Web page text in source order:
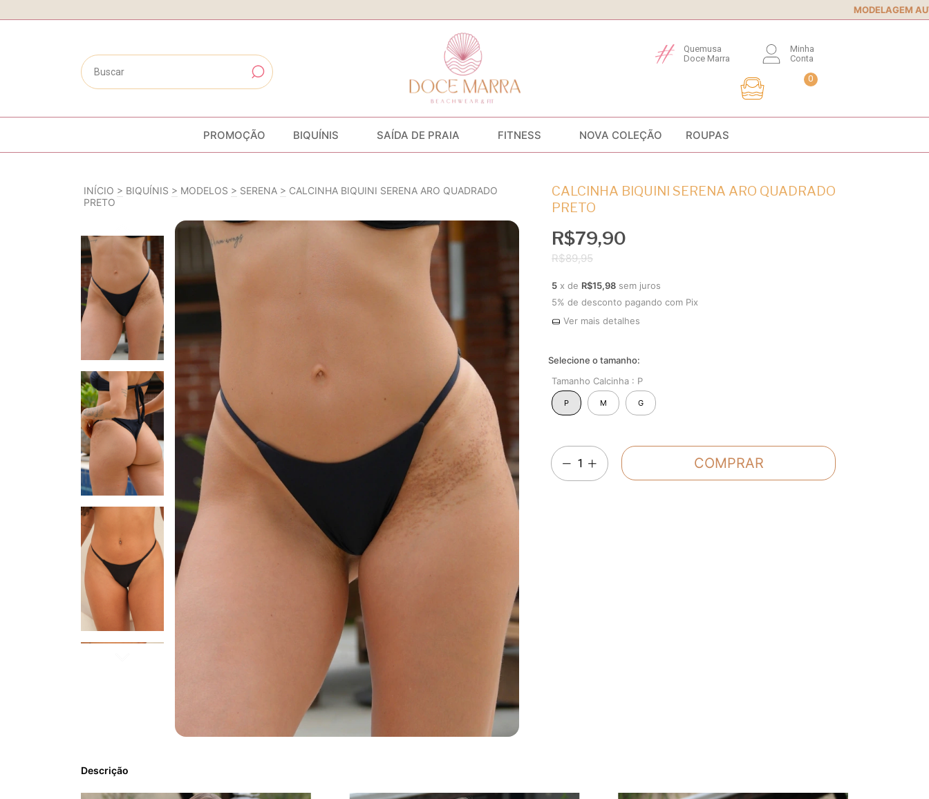
MODELAGEM AUTORAL• Conforto e
Minha
Conta
Quemusa
Doce Marra
0
PROMOÇÃO BIQUÍNIS SAÍDA DE PRAIA FITNESS NOVA COLEÇÃO ROUPAS
INÍCIO > BIQUÍNIS > MODELOS > SERENA > CALCINHA BIQUINI SERENA ARO QUADRADO
PRETO
CALCINHA BIQUINI SERENA ARO QUADRADO
PRETO
R$79,90
R$89,95
5 x de R$15,98 sem juros
5% de desconto pagando com Pix
Ver mais detalhes
Tamanho Calcinha : P
P M G
Descrição